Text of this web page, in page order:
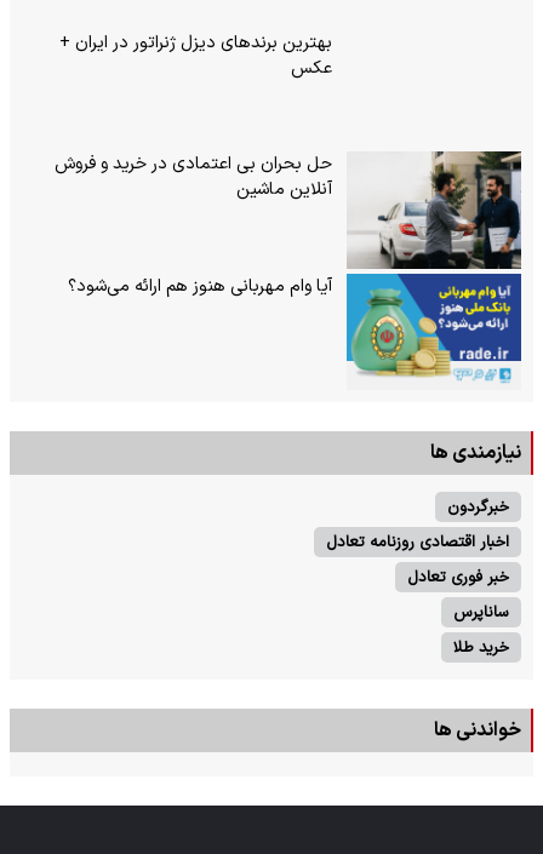
بهترین برندهای دیزل ژنراتور در ایران +
عکس
حل بحران بی‌ اعتمادی در خرید و فروش
آنلاین ماشین
آیا وام مهربانی هنوز هم ارائه می‌شود؟
نیازمندی ها
خبرگردون
اخبار اقتصادی روزنامه تعادل
خبر فوری تعادل
ساناپرس
خرید طلا
خواندنی ها